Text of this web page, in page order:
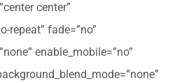
center”
repeat” fade=”no”
enable_mobile=”no”